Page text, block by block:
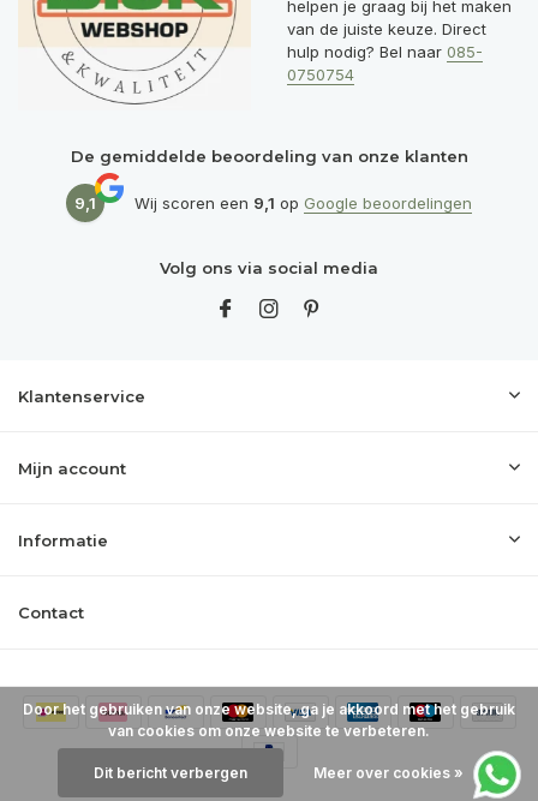
helpen je graag bij het maken
van de juiste keuze. Direct
hulp nodig? Bel naar 085-
0750754
De gemiddelde beoordeling van onze klanten
9,1 Wij scoren een 9,1 op Google beoordelingen
Volg ons via social media
Klantenservice
Mijn account
Informatie
Contact
Door het gebruiken van onze website, ga je akkoord met het gebruik
van cookies om onze website te verbeteren.
Dit bericht verbergen Meer over cookies »